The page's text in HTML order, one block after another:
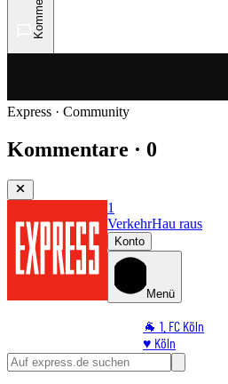
Express · Community
Kommentare · 0
1
VerkehrHau raus
Konto
Menü
🐐 1. FC Köln
♥️ Köln
⭐ Promi